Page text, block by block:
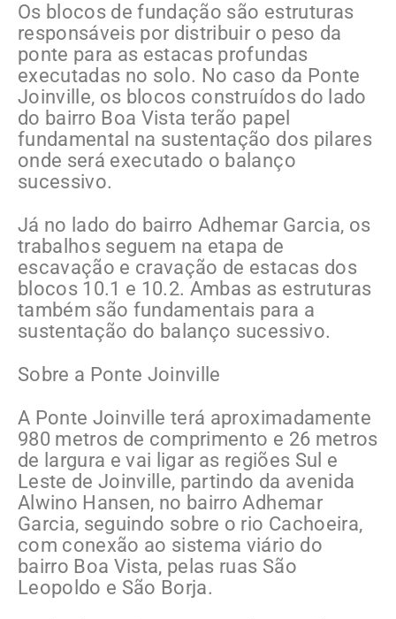
Os blocos de fundação são estruturas
responsáveis por distribuir o peso da
ponte para as estacas profundas
executadas no solo. No caso da Ponte
Joinville, os blocos construídos do lado
do bairro Boa Vista terão papel
fundamental na sustentação dos pilares
onde será executado o balanço
sucessivo.
Já no lado do bairro Adhemar Garcia, os
trabalhos seguem na etapa de
escavação e cravação de estacas dos
blocos 10.1 e 10.2. Ambas as estruturas
também são fundamentais para a
sustentação do balanço sucessivo.
Sobre a Ponte Joinville
A Ponte Joinville terá aproximadamente
980 metros de comprimento e 26 metros
de largura e vai ligar as regiões Sul e
Leste de Joinville, partindo da avenida
Alwino Hansen, no bairro Adhemar
Garcia, seguindo sobre o rio Cachoeira,
com conexão ao sistema viário do
bairro Boa Vista, pelas ruas São
Leopoldo e São Borja.